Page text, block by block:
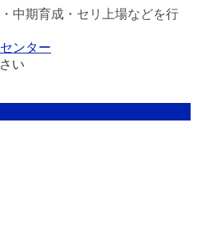
中期育成・セリ上場などを行
ンター
い